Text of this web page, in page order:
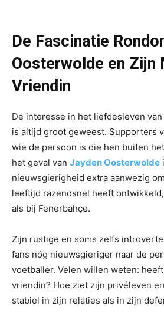
De Fascinatie
Oosterwolde en Zijn
Vriendin
De interesse in het liefdesleven
is altijd groot geweest. Supporters
wie de persoon is die hen buiten
het geval van Jayden Oosterwolde
nieuwsgierigheid extra aanwezig
leeftijd razendsnel heeft
als bij Fenerbahçe.
Zijn rustige en soms zelfs
fans nóg nieuwsgieriger naar de
voetballer. Velen willen weten:
vriendin? Hoe ziet zijn privéleven
stabiel in zijn relaties als in zijn